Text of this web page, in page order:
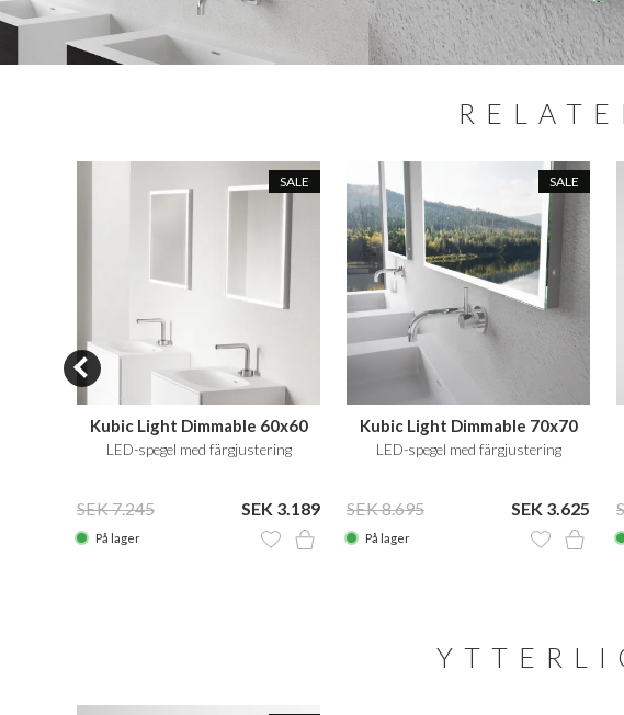
SALE
Kubic Light Dimmable 60x60
LED-spegel med färgjustering
SEK 7.245 SEK 3.189
På lager
SALE
Kubic Light Dimmable 70x70
LED-spegel med färgjustering
SEK 8.695 SEK 3.625
På lager